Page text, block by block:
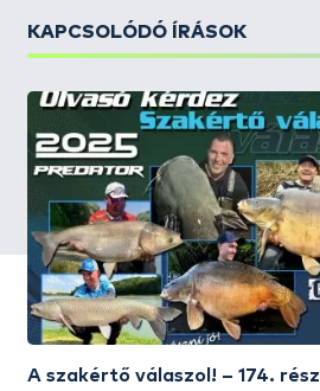
KAPCSOLÓDÓ ÍRÁSOK
A szakértő válaszol! – 174. rész